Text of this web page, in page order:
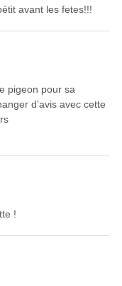
avant les fetes!!!
pigeon pour sa
d’avis avec cette
!